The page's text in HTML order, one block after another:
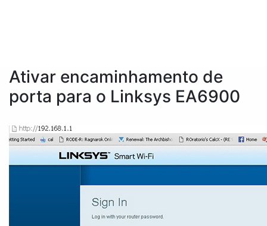
Ativar encaminhamento de
porta para o Linksys EA6900